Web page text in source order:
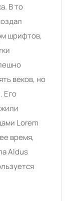
В то
шрифтов,
веков, но
Его
Lorem
время,
Aldus